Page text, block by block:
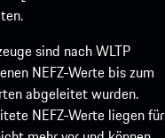
sind nach WLTP
NEFZ-Werte bis zum
abgeleitet wurden.
NEFZ-Werte liegen für